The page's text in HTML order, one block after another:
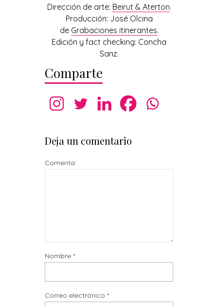
Dirección de arte: Beirut & Aterton.
Producción: José Olcina
de Grabaciones itinerantes.
Edición y fact checking: Concha
Sanz.
Comparte
Deja un comentario
Comenta
Nombre *
Correo electrónico *